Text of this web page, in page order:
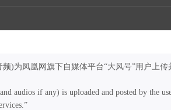
)为凤凰网旗下自媒体平台“大风号”用户上
audios if any) is uploaded and posted by the